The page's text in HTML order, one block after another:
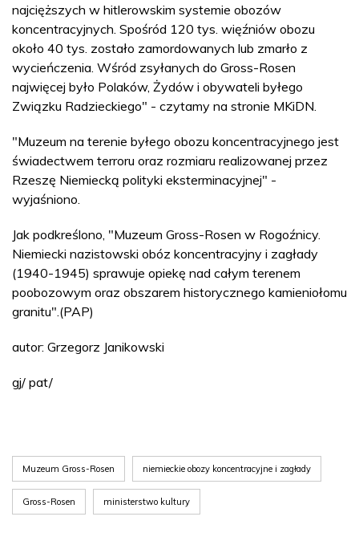
najcięższych w hitlerowskim systemie obozów
koncentracyjnych. Spośród 120 tys. więźniów obozu
około 40 tys. zostało zamordowanych lub zmarło z
wycieńczenia. Wśród zsyłanych do Gross-Rosen
najwięcej było Polaków, Żydów i obywateli byłego
Związku Radzieckiego" - czytamy na stronie MKiDN.
"Muzeum na terenie byłego obozu koncentracyjnego jest
świadectwem terroru oraz rozmiaru realizowanej przez
Rzeszę Niemiecką polityki eksterminacyjnej" -
wyjaśniono.
Jak podkreślono, "Muzeum Gross-Rosen w Rogoźnicy.
Niemiecki nazistowski obóz koncentracyjny i zagłady
(1940-1945) sprawuje opiekę nad całym terenem
poobozowym oraz obszarem historycznego kamieniołomu
granitu".(PAP)
autor: Grzegorz Janikowski
gj/ pat/
Muzeum Gross-Rosen niemieckie obozy koncentracyjne i zagłady
Gross-Rosen ministerstwo kultury